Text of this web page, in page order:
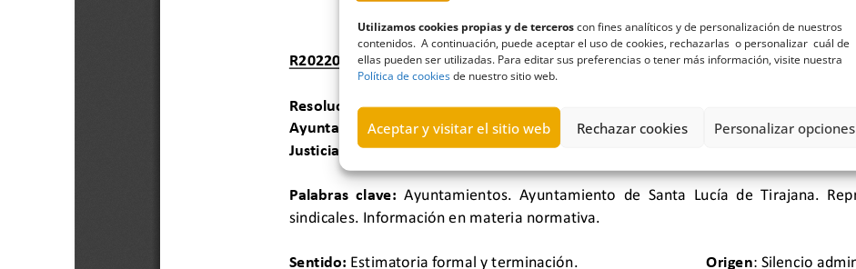
Utilizamos cookies propias y de terceroscon fines analíticos y de personalización de nuestros
contenidos. A continuación, puede aceptar el uso de cookies, rechazarlas o personalizar cuál de
ellas pueden ser utilizadas. Para editar sus preferencias o tener más información, visite nuestra
Política de cookiesde nuestro sitio web.
Aceptar y visitar el sitio web Rechazar cookies Personalizar opciones